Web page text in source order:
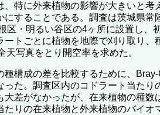
、特に外来植物の影響が大きいと
にすることである。調査は茨城県
区・明るい谷区の4ヶ所に設置し、
ートごとに植物を地際で刈り取り
天写真をとり開空率を求めた。
種構成の差を比較するために、
った。調査区内のコドラート当た
大差がなかったが、在来植物の種
たりの在来植物と外来植物のバイ